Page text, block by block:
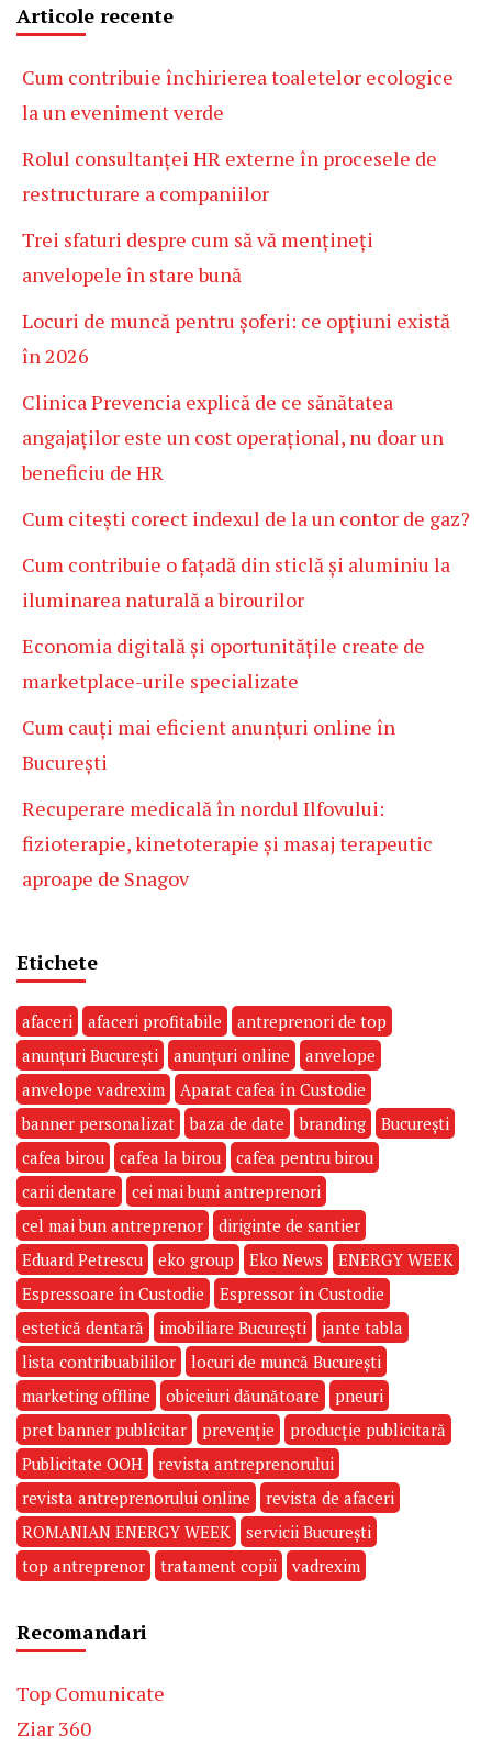
Articole recente
Cum contribuie închirierea toaletelor ecologice
la un eveniment verde
Rolul consultanței HR externe în procesele de
restructurare a companiilor
Trei sfaturi despre cum să vă mențineți
anvelopele în stare bună
Locuri de muncă pentru șoferi: ce opțiuni există
în 2026
Clinica Prevencia explică de ce sănătatea
angajaților este un cost operațional, nu doar un
beneficiu de HR
Cum citești corect indexul de la un contor de gaz?
Cum contribuie o fațadă din sticlă și aluminiu la
iluminarea naturală a birourilor
Economia digitală și oportunitățile create de
marketplace-urile specializate
Cum cauți mai eficient anunțuri online în
București
Recuperare medicală în nordul Ilfovului:
fizioterapie, kinetoterapie și masaj terapeutic
aproape de Snagov
Etichete
afaceri afaceri profitabile
antreprenori de top
anunțuri București
anunțuri online
anvelope
anvelope vadrexim
Aparat cafea în Custodie
banner personalizat
baza de date branding
București
cafea birou
cafea la birou
cafea pentru birou
carii dentare
cei mai buni antreprenori
cel mai bun antreprenor
diriginte de santier
Eduard Petrescu
eko group Eko News
ENERGY WEEK
Espressoare în Custodie
Espressor în Custodie
estetică dentară
imobiliare București
jante tabla
lista contribuabililor
locuri de muncă București
marketing offline
obiceiuri dăunătoare
pneuri
pret banner publicitar
prevenție
producție publicitară
Publicitate OOH
revista antreprenorului
revista antreprenorului online
revista de afaceri
ROMANIAN ENERGY WEEK
servicii București
top antreprenor
tratament copii vadrexim
Recomandari
Top Comunicate
Ziar 360